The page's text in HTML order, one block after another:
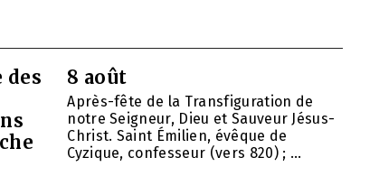
des
8 août
Après-fête de la Transfiguration de
notre Seigneur, Dieu et Sauveur Jésus-
Christ. Saint Émilien, évêque de
Cyzique, confesseur (vers 820) ; ...